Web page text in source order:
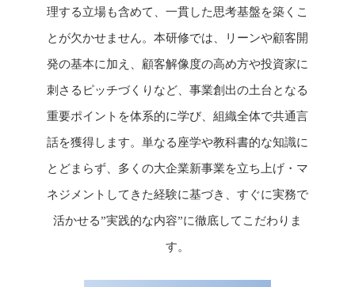
理する立場も含めて、一貫した思考基盤を築くこ
とが欠かせません。本研修では、リーンや顧客開
発の基本に加え、顧客解像度の高め方や投資家に
刺さるピッチづくりなど、事業創出の土台となる
重要ポイントを体系的に学び、組織全体で共通言
話を獲得します。単なる座学や教科書的な知識に
とどまらず、多くの大企業新事業を立ち上げ・マ
ネジメントしてきた経験に基づき、すぐに実務で
活かせる”実践的な内容”に徹底してこだわりま
す。